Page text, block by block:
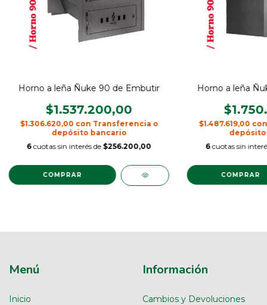
Horno a leña Ñuke 90 de Embutir
$1.537.200,00
$1.306.620,00 con Transferencia o
depósito bancario
6 cuotas sin interés de $256.200,00
Horno a leña
$1.487.619,00 con
6 cuotas sin
Menú
Inicio
Información
Cambios y Devoluciones